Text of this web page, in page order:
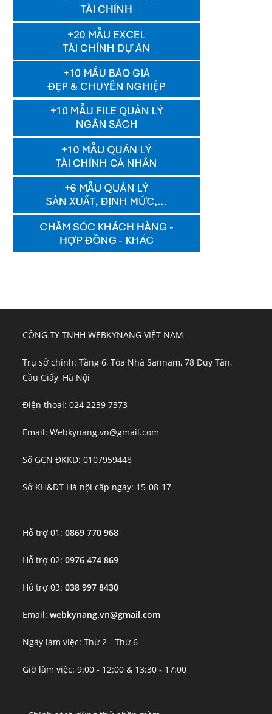
CÔNG TY TNHH WEBKYNANG VIỆT NAM
Trụ sở chính: Tầng 6, Tòa Nhà Sannam, 78 Duy Tân,
Cầu Giấy, Hà Nội
Điện thoại: 024 2239 7373
Email: Webkynang.vn@gmail.com
Số GCN ĐKKD: 0107959448
Sở KH&ĐT Hà nội cấp ngày: 15-08-17
Hỗ trợ 01:0869 770 968
Hỗ trợ 02:0976 474 869
Hỗ trợ 03:038 997 8430
Email:webkynang.vn@gmail.com
Ngày làm việc: Thứ 2 - Thứ 6
Giờ làm việc: 9:00 - 12:00 & 13:30 - 17:00